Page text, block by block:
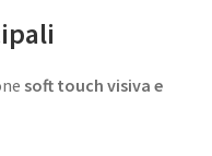
soft touch visiva e